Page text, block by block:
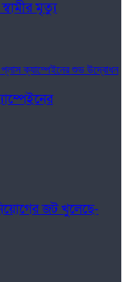
মৃত্যু
জট খুলেছে-